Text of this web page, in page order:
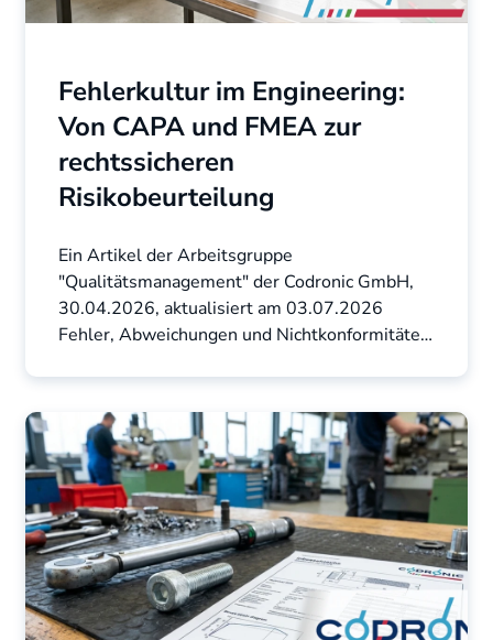
Fehlerkultur im Engineering:
Von CAPA und FMEA zur
rechtssicheren
Risikobeurteilung
Ein Artikel der Arbeitsgruppe
"Qualitätsmanagement" der Codronic GmbH,
30.04.2026, aktualisiert am 03.07.2026
Fehler, Abweichungen und Nichtkonformitäten